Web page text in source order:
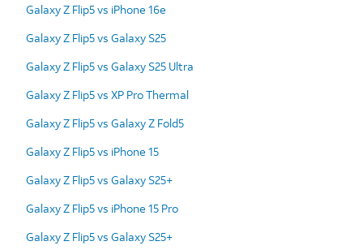
Galaxy Z Flip5 vs iPhone 16e
Galaxy Z Flip5 vs Galaxy S25
Galaxy Z Flip5 vs Galaxy S25 Ultra
Galaxy Z Flip5 vs XP Pro Thermal
Galaxy Z Flip5 vs Galaxy Z Fold5
Galaxy Z Flip5 vs iPhone 15
Galaxy Z Flip5 vs Galaxy S25+
Galaxy Z Flip5 vs iPhone 15 Pro
Galaxy Z Flip5 vs Galaxy S25+